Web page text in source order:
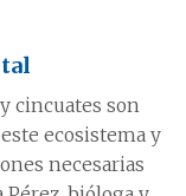
cincuates son
ecosistema y
necesarias